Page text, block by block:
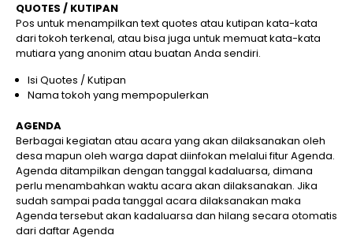
QUOTES / KUTIPAN
Pos untuk menampilkan text quotes atau kutipan kata-kata
dari tokoh terkenal, atau bisa juga untuk memuat kata-kata
mutiara yang anonim atau buatan Anda sendiri.
Isi Quotes / Kutipan
Nama tokoh yang mempopulerkan
AGENDA
Berbagai kegiatan atau acara yang akan dilaksanakan oleh
desa mapun oleh warga dapat diinfokan melalui fitur Agenda.
Agenda ditampilkan dengan tanggal kadaluarsa, dimana
perlu menambahkan waktu acara akan dilaksanakan. Jika
sudah sampai pada tanggal acara dilaksanakan maka
Agenda tersebut akan kadaluarsa dan hilang secara otomatis
dari daftar Agenda